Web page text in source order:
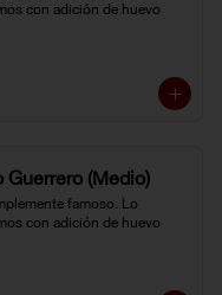
con adición de huevo
Guerrero (Medio)
famoso. Lo
con adición de huevo